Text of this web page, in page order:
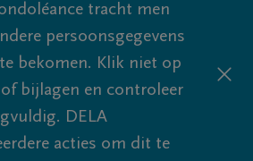
tracht men
persoonsgegevens
bekomen. Klik niet op
bijlagen en controleer
DELA
acties om dit te